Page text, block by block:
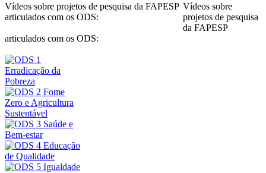
Vídeos sobre projetos de pesquisa da FAPESP
articulados com os ODS:
Vídeos sobre
projetos de pesquisa
da FAPESP
articulados com os ODS: